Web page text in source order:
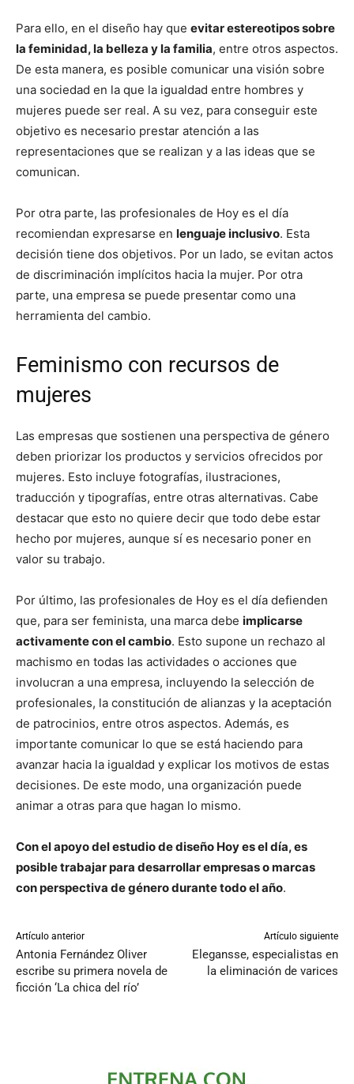
Para ello, en el diseño hay que evitar estereotipos sobre
la feminidad, la belleza y la familia, entre otros aspectos.
De esta manera, es posible comunicar una visión sobre
una sociedad en la que la igualdad entre hombres y
mujeres puede ser real. A su vez, para conseguir este
objetivo es necesario prestar atención a las
representaciones que se realizan y a las ideas que se
comunican.
Por otra parte, las profesionales de Hoy es el día
recomiendan expresarse en lenguaje inclusivo. Esta
decisión tiene dos objetivos. Por un lado, se evitan actos
de discriminación implícitos hacia la mujer. Por otra
parte, una empresa se puede presentar como una
herramienta del cambio.
Feminismo con recursos de
mujeres
Las empresas que sostienen una perspectiva de género
deben priorizar los productos y servicios ofrecidos por
mujeres. Esto incluye fotografías, ilustraciones,
traducción y tipografías, entre otras alternativas. Cabe
destacar que esto no quiere decir que todo debe estar
hecho por mujeres, aunque sí es necesario poner en
valor su trabajo.
Por último, las profesionales de Hoy es el día defienden
que, para ser feminista, una marca debe implicarse
activamente con el cambio. Esto supone un rechazo al
machismo en todas las actividades o acciones que
involucran a una empresa, incluyendo la selección de
profesionales, la constitución de alianzas y la aceptación
de patrocinios, entre otros aspectos. Además, es
importante comunicar lo que se está haciendo para
avanzar hacia la igualdad y explicar los motivos de estas
decisiones. De este modo, una organización puede
animar a otras para que hagan lo mismo.
Con el apoyo del estudio de diseño Hoy es el día, es
posible trabajar para desarrollar empresas o marcas
con perspectiva de género durante todo el año.
Artículo anterior
Antonia Fernández Oliver
escribe su primera novela de
ficción ‘La chica del río’
Artículo siguiente
Elegansse, especialistas en
la eliminación de varices